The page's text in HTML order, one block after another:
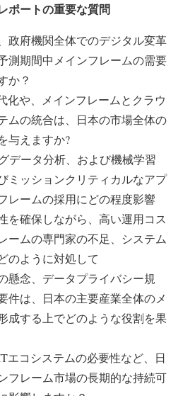
ポートの重要な質問
政府機関全体でのデジタル変革
測期間中メインフレームの需要
か？
化や、メインフレームとクラウ
ムの統合は、日本の市場全体の
与えますか?
データ分析、および機械学習
ミッションクリティカルなアプ
レームの採用にどの程度影響
を確保しながら、高い運用コス
ームの専門家の不足、システム
のように対処して
懸念、データプライバシー規
件は、日本の主要産業全体のメ
成する上でどのような役割を果
エコシステムの必要性など、日
フレーム市場の長期的な持続可